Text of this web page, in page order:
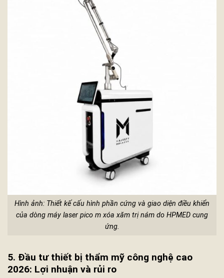
Hình ảnh: Thiết kế cấu hình phần cứng và giao diện điều khiển
của dòng máy laser pico m xóa xăm trị nám do HPMED cung
ứng.
5. Đầu tư thiết bị thẩm mỹ công nghệ cao
2026: Lợi nhuận và rủi ro